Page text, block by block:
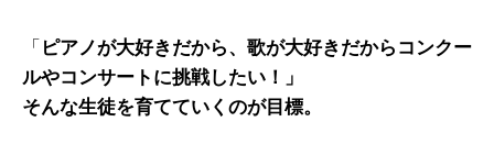
「 ピアノが大好きだから、歌が大好きだからコンクー
ルやコンサートに挑戦したい！」
そんな生徒を育てていくのが目標。